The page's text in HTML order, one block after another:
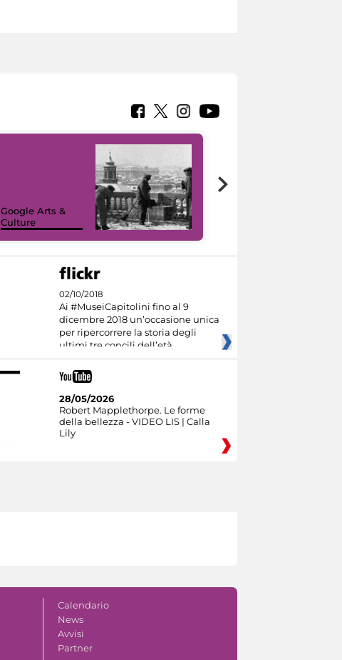
Google Arts &
Culture
02/10/2018
Ai #MuseiCapitolini fino al 9
dicembre 2018 un’occasione unica
per ripercorrere la storia degli
ultimi tre concili dell’età
28/05/2026
Robert Mapplethorpe. Le forme
della bellezza - VIDEO LIS | Calla
Lily
Calendario
News
Avvisi
Partner